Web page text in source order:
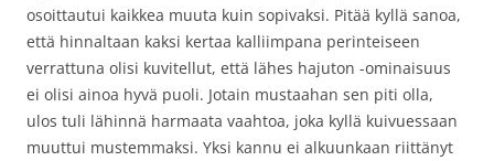
osoittautui kaikkea muuta kuin sopivaksi. Pitää kyllä sanoa,
että hinnaltaan kaksi kertaa kalliimpana perinteiseen
verrattuna olisi kuvitellut, että lähes hajuton -ominaisuus
ei olisi ainoa hyvä puoli. Jotain mustaahan sen piti olla,
ulos tuli lähinnä harmaata vaahtoa, joka kyllä kuivuessaan
muuttui mustemmaksi. Yksi kannu ei alkuunkaan riittänyt